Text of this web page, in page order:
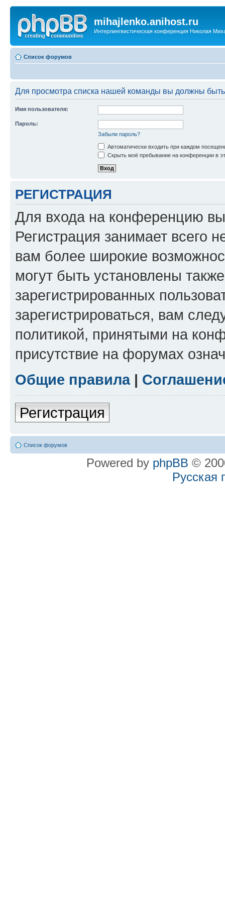
mihajlenko.anihost.ru
Интерлингвистическая конференция Николая
Список форумов
Для просмотра списка нашей команды вы должны
Имя пользователя:
Пароль:
Забыли пароль?
Автоматически входить при каждом
Скрыть моё пребывание на конференции в
РЕГИСТРАЦИЯ
Для входа на конференцию
Регистрация занимает всего
вам более широкие
могут быть установлены
зарегистрированных
зарегистрироваться, вам
политикой, принятыми на
присутствие на форумах
Общие правила|
Регистрация
Список форумов
Powered by phpBB ©
Русская